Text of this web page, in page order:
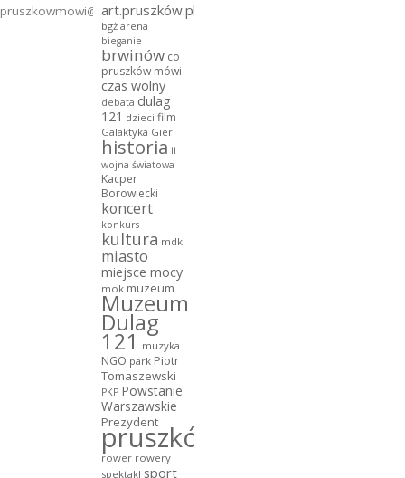
pruszkowmowi@gmail.com
art.pruszków.pl
bgż arena
bieganie
brwinów co
pruszków mówi
czas wolny
debata dulag
121 dzieci film
Galaktyka Gier
historia ii
wojna światowa
Kacper
Borowiecki
koncert
konkurs
kultura mdk
miasto
miejsce mocy
mok muzeum
Muzeum
Dulag
121 muzyka
NGO park Piotr
Tomaszewski
PKP Powstanie
Warszawskie
Prezydent
pruszków
rower rowery
spektakl sport